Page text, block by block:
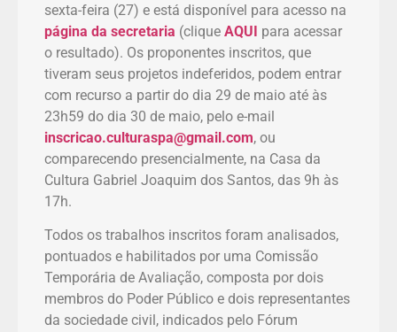
sexta-feira (27) e está disponível para acesso na
página da secretaria (clique AQUI para acessar
o resultado). Os proponentes inscritos, que
tiveram seus projetos indeferidos, podem entrar
com recurso a partir do dia 29 de maio até às
23h59 do dia 30 de maio, pelo e-mail
inscricao.culturaspa@gmail.com, ou
comparecendo presencialmente, na Casa da
Cultura Gabriel Joaquim dos Santos, das 9h às
17h.
Todos os trabalhos inscritos foram analisados,
pontuados e habilitados por uma Comissão
Temporária de Avaliação, composta por dois
membros do Poder Público e dois representantes
da sociedade civil, indicados pelo Fórum